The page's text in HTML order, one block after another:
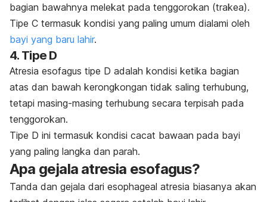
bagian bawahnya melekat pada tenggorokan (trakea).
Tipe C termasuk kondisi yang paling umum dialami oleh
bayi yang baru lahir.
4. Tipe D
Atresia esofagus tipe D adalah kondisi ketika bagian
atas dan bawah kerongkongan tidak saling terhubung,
tetapi masing-masing terhubung secara terpisah pada
tenggorokan.
Tipe D ini termasuk kondisi cacat bawaan pada bayi
yang paling langka dan parah.
Apa gejala atresia esofagus?
Tanda dan gejala dari esophageal atresia biasanya akan